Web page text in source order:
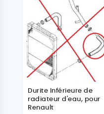
Durite Inférieure de
radiateur d'eau, pour
Renault